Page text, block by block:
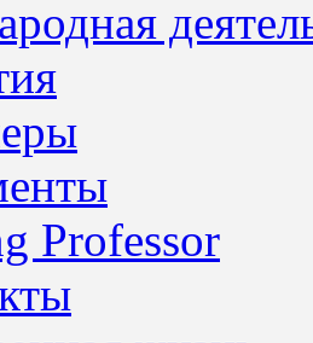
Professor